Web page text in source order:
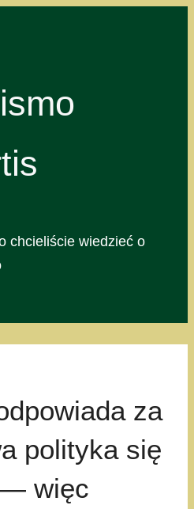
chcieliście wiedzieć o
za
polityka się
— więc